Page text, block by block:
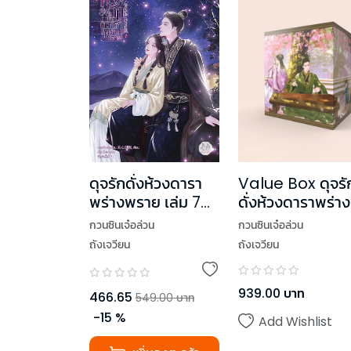
ดุจรักดั่งห้วงดารา
พร่างพราย เล่ม 7
(เล่มจบ)
กวนซินเจ๋อล่วน
ถังเจวียน
466.65 549.00 บาท
-15 %
Value Box ดุจรั
ดั่งห้วงดาราพร่าง
พราย (เล่ม 7 +
Box)
กวนซินเจ๋อล่วน
ถังเจวียน
939.00 บาท
Add Wishlist